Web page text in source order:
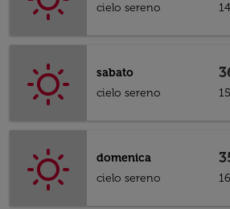
cielo sereno
sabato
cielo sereno
domenica
cielo sereno